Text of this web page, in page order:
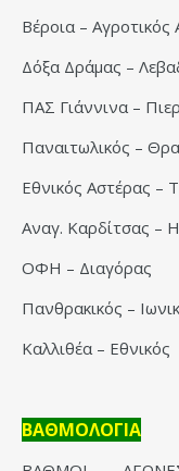
Βέροια –
Δόξα Δράμας –
ΠΑΣ Γιάννινα –
Παναιτωλικός –
Εθνικός Αστέρας
Αναγ. Καρδίτσας –
ΟΦΗ –
Πανθρακικός –
Καλλιθέα –
ΒΑΘΜΟΛΟΓΙΑ